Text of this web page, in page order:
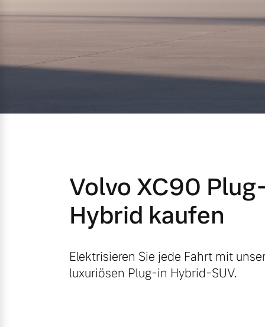
Geschäftskunden
Editionsmodelle
Konnektivität
Aktuelle Angebote
Geschäftskunden
Über uns
Unser Team
Volvo XC90
Hybrid kaufen
Elektrisieren Sie jede Fahrt mit
luxuriösen Plug-in Hybrid-SUV.